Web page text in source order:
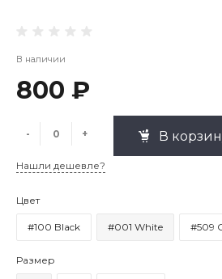
В наличии
800 ₽
- + В
Нашли дешевле?
Цвет
#100 Black #001 White #509
Размер